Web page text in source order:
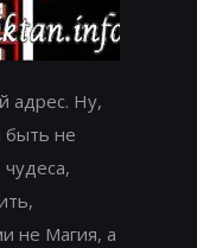
адрес. Ну,
быть не
не Магия, а